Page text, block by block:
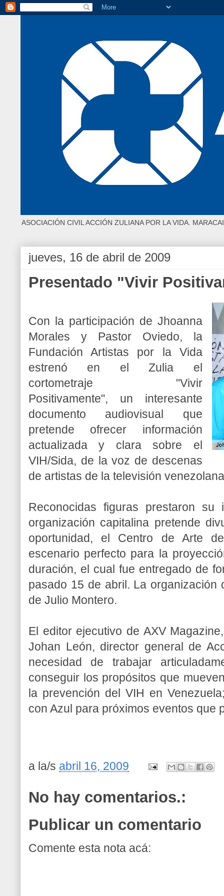
ASOCIACIÓN CIVIL ACCIÓN ZULIANA POR LA VIDA.
jueves, 16 de abril de 2009
Presentado "Vivir
Con la participación de Jhoanna
Morales y Pastor Oviedo, la
Fundación Artistas por la Vida
estrenó en el Zulia el
cortometraje "Vivir
Positivamente", un interesante
documento audiovisual que
pretende ofrecer información
actualizada y clara sobre el
VIH/Sida, de la voz de descenas
de artistas de la televisión
Reconocidas figuras prestaron
organización capitalina pretende
oportunidad, el Centro de Arte
escenario perfecto para la
duración, el cual fue entregado de
pasado 15 de abril. La
de Julio Montero.
El editor ejecutivo de AXV
Johan León, director general de
necesidad de trabajar
conseguir los propósitos que
la prevención del VIH en
con Azul para próximos eventos que
a la/s abril 16, 2009
No hay comentarios.:
Publicar un comentario
Comente esta nota acá: